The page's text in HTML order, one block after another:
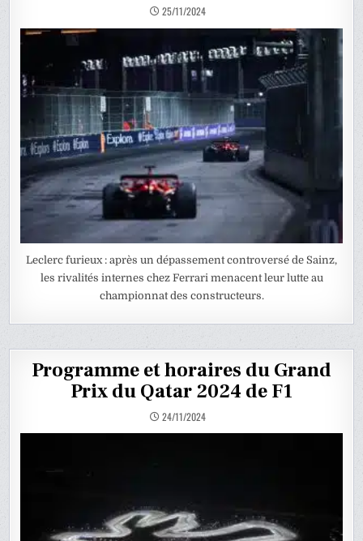
25/11/2024
Leclerc furieux : après un dépassement controversé de Sainz,
les rivalités internes chez Ferrari menacent leur lutte au
championnat des constructeurs.
Programme et horaires du Grand
Prix du Qatar 2024 de F1
24/11/2024